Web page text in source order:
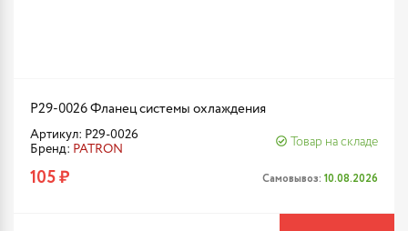
P29-0026 Фланец системы охлаждения
Артикул: P29-0026
Бренд: PATRON
Товар на складе
105 ₽ Самовывоз: 10.08.2026